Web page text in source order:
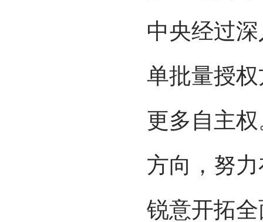
中央经过
单批量授
更多自主
方向，努
锐意开拓